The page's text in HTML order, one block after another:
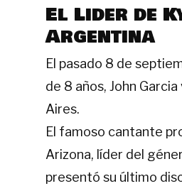
El Lider de
Argentina
El pasado 8 de
de 8 años, John
Aires.
El famoso cantante
Arizona, líder del
presentó su último